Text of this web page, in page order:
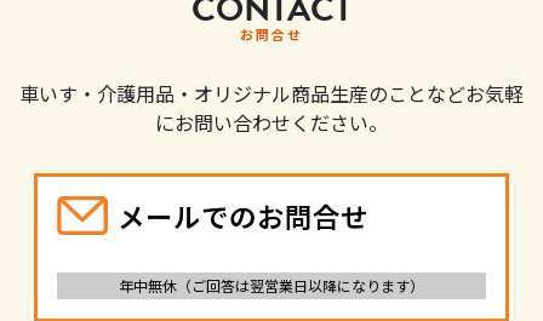
お問合せ
車いす・介護用品・オリジナル商品生産のことなどお気軽
にお問い合わせください。
メールでのお問合せ
年中無休（ご回答は翌営業日以降になります）